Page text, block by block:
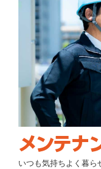
いつも気持ちよく暮ら